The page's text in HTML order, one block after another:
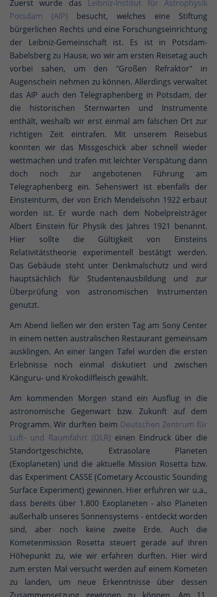
Zuerst wurde das Leibniz-Institut für Astrophysik
Potsdam (AIP) besucht, welches eine Stiftung
bürgerlichen Rechts und eine Forschungseinrichtung
der Leibniz-Gemeinschaft ist. Es ist in Potsdam-
Babelsberg zu Hause, wo wir am ersten Reisetag auch
vorbei sahen, um den "Großen Refraktor" in
Augenschein nehmen zu können. Allerdings verwaltet
das AIP auch den Telegraphenberg in Potsdam, der
die historischen Sternwarten und Instrumente
enthält, weshalb wir erst einmal am falschen Ort zur
richtigen Zeit eintrafen. Mit unserem Reisebus
konnten wir das Missgeschick aber schnell wieder
wettmachen und trafen mit leichter Verspätung dann
doch noch zur angebotenen Führung am
Telegraphenberg ein. Sehenswert ist ebenfalls der
Einsteinturm, der von Erich Mendelsohn 1922 erbaut
worden ist. Er wurde nach dem Nobelpreisträger
Albert Einstein für Physik des Jahres 1921 benannt.
Hier sollte die Gültigkeit von Einsteins
Relativitätstheorie experimentell bestätigt werden.
Das Gebäude steht unter Denkmalschutz und wird
hauptsächlich für Studentenausbildung und zur
Überprüfung von astronomischen Instrumenten
genutzt.
Am Abend ließen wir den ersten Tag am Sony Center
in einem netten australischen Restaurant gemeinsam
ausklingen. An einer langen Tafel wurden die ersten
Erlebnisse noch einmal diskutiert und zwischen
Känguru- und Krokodilfleisch gewählt.
Am kommenden Morgen stand ein Ausflug in die
astronomische Gegenwart bzw. Zukunft auf dem
Programm. Wir durften beim Deutschen Zentrum für
Luft- und Raumfahrt (DLR) einen Eindruck über die
Standortgeschichte, Extrasolare Planeten
(Exoplaneten) und die aktuelle Mission Rosetta bzw.
das Experiment CASSE (Cometary Accoustic Sounding
Surface Experiment) gewinnen. Hier erfuhren wir u.a.,
dass bereits über 1.800 Exoplaneten - also Planeten
außerhalb unseres Sonnensystems - entdeckt worden
sind, aber noch keine zweite Erde. Auch die
Kometenmission Rosetta steuert gerade auf ihren
Höhepunkt zu, wie wir erfahren durften. Hier wird
zum ersten Mal versucht werden auf einem Kometen
zu landen, um neue Erkenntnisse über dessen